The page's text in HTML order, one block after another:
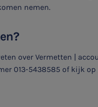
nemen.
over Vermetten |
013-5438585 of kijk op